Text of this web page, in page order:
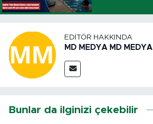
EDITÖR HAKKINDA
MD MEDYA MD MEDYA
Bunlar da ilginizi çekebilir